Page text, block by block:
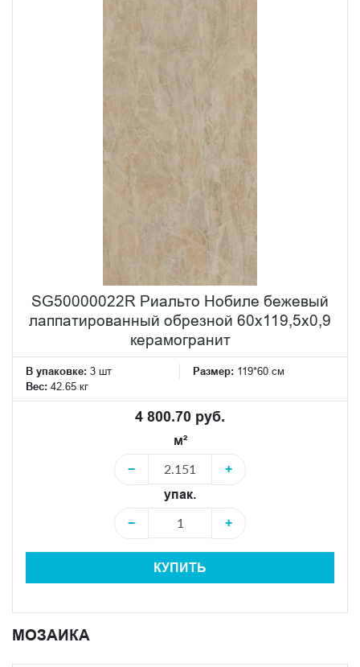
SG50000022R Риальто Нобиле бежевый
лаппатированный обрезной 60x119,5x0,9
керамогранит
В упаковке: 3 шт Размер: 119*60 см
Вес: 42.65 кг
4 800.70 руб.
м²
−
+
упак.
−
+
КУПИТЬ
МОЗАИКА